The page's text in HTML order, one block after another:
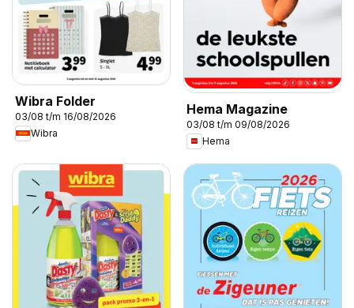
Wibra Folder
03/08 t/m 16/08/2026
Wibra
Hema Magazine
03/08 t/m 09/08/2026
Hema